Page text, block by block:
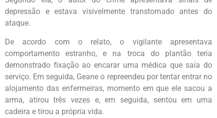
depressão e estava visivelmente transtornado antes do
ataque.
De acordo com o relato, o vigilante apresentava
comportamento estranho, e na troca do plantão teria
demonstrado fixação ao encarar uma médica que saía do
serviço. Em seguida, Geane o repreendeu por tentar entrar no
alojamento das enfermeiras, momento em que ele sacou a
arma, atirou três vezes e, em seguida, sentou em uma
cadeira e tirou a própria vida.